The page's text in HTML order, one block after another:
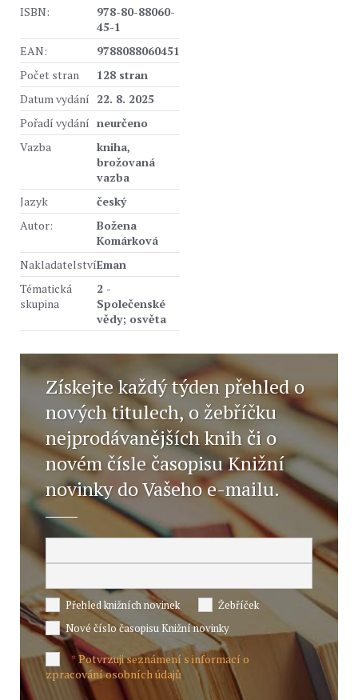
ISBN:
978-80-88060-
45-1
EAN:
9788088060451
Počet stran
128 stran
Datum vydání 22. 8. 2025
Pořadí vydání neurčeno
Vazba
kniha,
brožovaná
vazba
Jazyk
český
Autor:
Božena
Komárková
NakladatelstvíEman
Tématická
skupina
2 -
Společenské
vědy; osvěta
Získejte každý týden přehled o
nových titulech, o žebříčku
nejprodávanějších knih či o
novém čísle časopisu Knižní
novinky do Vašeho e-mailu.
Přehled knižních novinek
Žebříček
Nové číslo časopisu Knižní novinky
*Potvrzuji seznámení s informací o
zpracování osobních údajů